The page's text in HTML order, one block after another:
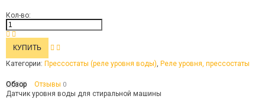
Кол-во:
Категории: Прессостаты (реле уровня воды), Реле уровня, прессостаты
Обзор Отзывы 0
Датчик уровня воды для стиральной машины